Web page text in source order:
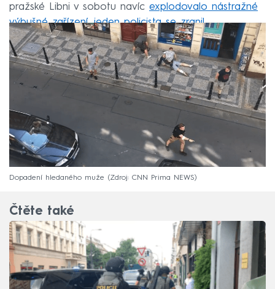
pražské Libni v sobotu navíc explodovalo nástražné
výbušné zařízení, jeden policista se zranil.
Dopadení hledaného muže Zdroj: CNN Prima NEWS
Čtěte také